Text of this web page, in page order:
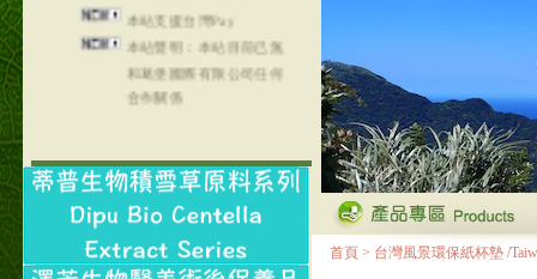
本站聲明：本站目前已無
和葛堡國際有限公司任何
合作關係
本站支援支付宝
NT$320(RMB￥71.00)
首頁 > 台灣風景環保紙杯墊 /